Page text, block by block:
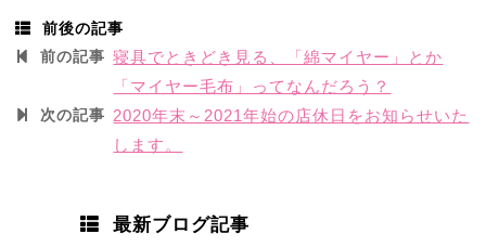
前後の記事
前の記事 寝具でときどき見る、「綿マイヤー」とか
「マイヤー毛布」ってなんだろう？
次の記事 2020年末～2021年始の店休日をお知らせいた
します。
最新ブログ記事